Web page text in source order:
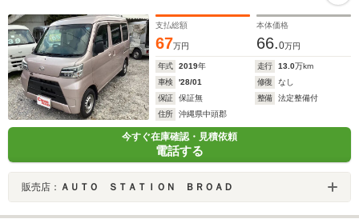
支払総額
67万円
本体価格
66.0万円
年式 2019年 走行 13.0万km
車検
'28/01 修復
なし
保証
保証無 整備
法定整備付
住所
沖縄県中頭郡
今すぐ在庫確認・見積依頼
電話する
販売店： ＡＵＴＯ ＳＴＡＴＩＯＮ ＢＲＯＡＤ